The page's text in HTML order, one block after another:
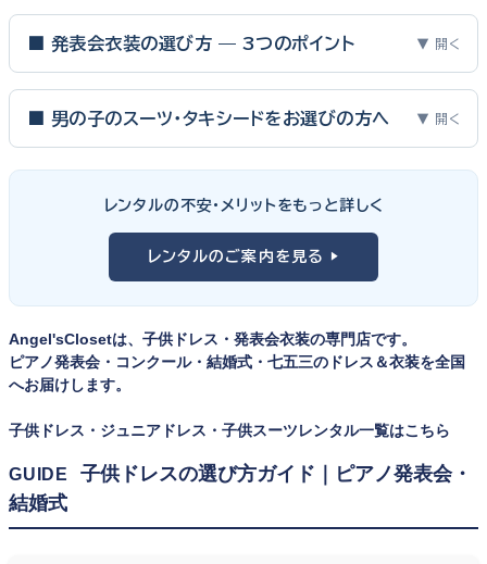
■ 発表会衣装の選び方 — 3つのポイント ▼ 開く
ピアノ発表会・バイオリン発表会・コンクールの舞台は、お子様にと
って特別な一日。元ピアノ教師としての経験から、衣装選びで大切
① サイズは"ジャストフィット"を選ぶ
舞台上で最も美しく見えるのは、お子様の体にきちんと合ったサ
イズのドレス・スーツです。「大きめを買って長く着せたい」という
何よりお子様を輝かせます。レンタルなら、その時のジャストサイ
ズを遠慮なく選べるのが最大のメリット。胸囲・身丈の正しい測り
② 舞台で映える色・楽器に合うデザインを選ぶ
発表会の舞台は照明が強く、客席からは意外と色味が飛んで見え
ます。ネイビー・ブラック・深みのあるジュエルカラーはホールの照
■ 男の子のスーツ・タキシードをお選びの方へ ▼ 開く
向け、スリーピーススーツやベストスタイルは合唱・アンサンブル向
けと、シーンで使い分けるのがおすすめです。詳しくは
ツ・タキシード一覧
レンタルの不安・メリットをもっと詳しく
レンタルのご案内を見る ▶
Angel'sClosetは、子供ドレス・発表会衣装の専門店です。
ピアノ発表会・コンクール・結婚式・七五三のドレス＆衣装を全国
へお届けします。
子供ドレス・ジュニアドレス・子供スーツレンタル一覧はこちら
GUIDE
子供ドレスの選び方ガイド｜ピアノ発表会・
結婚式